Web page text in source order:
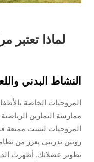
لماذا تعتبر
النشاط البدني
المروحيات الخاصة
ممارسة التمارين
المروحيات ليست ممتعة
روتين تدريبي يعزز من